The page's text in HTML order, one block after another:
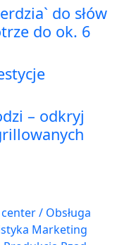
do słów
do ok. 6
– odkryj
center / Obsługa
Marketing